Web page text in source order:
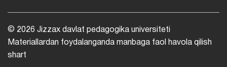
© 2026 Jizzax davlat pedagogika universiteti
Materiallardan foydalanganda manbaga faol havola qilish
shart